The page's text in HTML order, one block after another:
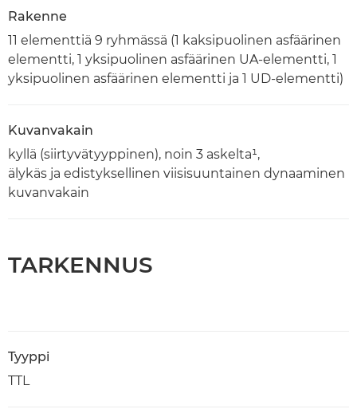
Rakenne
11 elementtiä 9 ryhmässä (1 kaksipuolinen asfäärinen
elementti, 1 yksipuolinen asfäärinen UA-elementti, 1
yksipuolinen asfäärinen elementti ja 1 UD-elementti)
Kuvanvakain
kyllä (siirtyvätyyppinen), noin 3 askelta¹,
älykäs ja edistyksellinen viisisuuntainen dynaaminen
kuvanvakain
TARKENNUS
Tyyppi
TTL